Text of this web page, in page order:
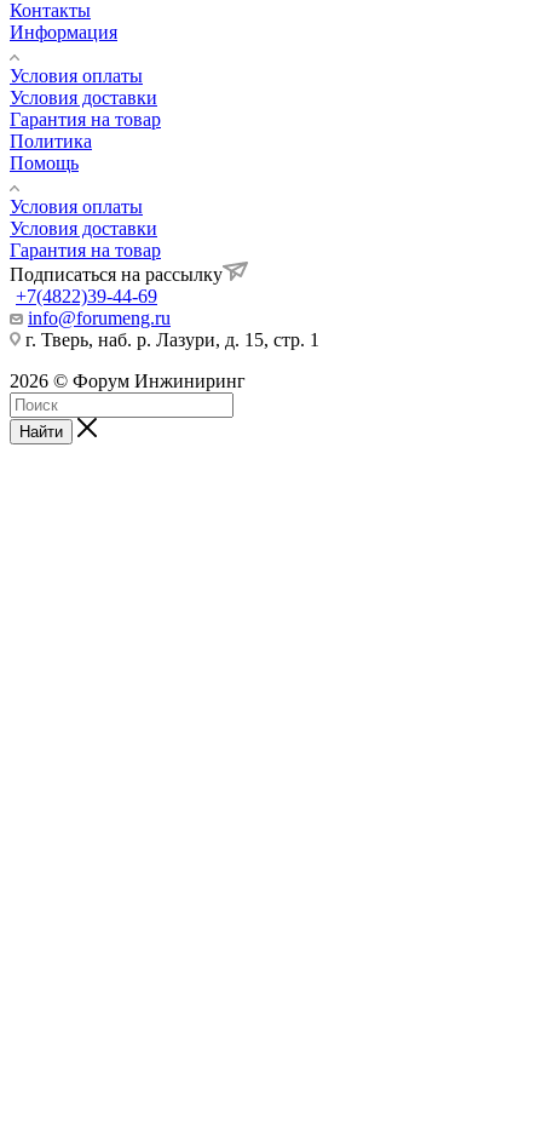
Контакты
Информация
Условия оплаты
Условия доставки
Гарантия на товар
Политика
Помощь
Условия оплаты
Условия доставки
Гарантия на товар
Подписаться на рассылку
+7(4822)39-44-69
info@forumeng.ru
г. Тверь, наб. р. Лазури, д. 15, стр. 1
2026 © Форум Инжиниринг
Найти